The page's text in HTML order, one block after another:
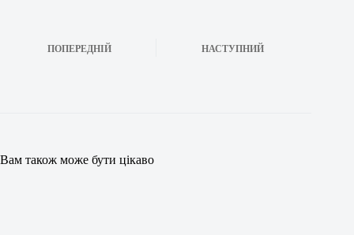
ПОПЕРЕДНІЙ НАСТУПНИЙ
Вам також може бути цікаво